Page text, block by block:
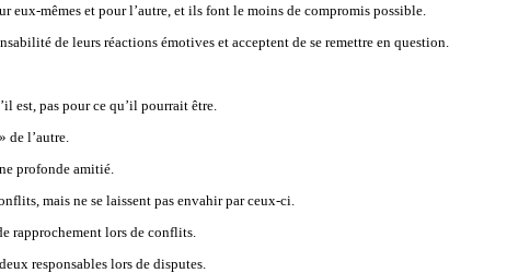
eux-mêmes et pour l’autre, et ils font le moins de compromis possible.
de leurs réactions émotives et acceptent de se remettre en question.
est, pas pour ce qu’il pourrait être.
de l’autre.
profonde amitié.
mais ne se laissent pas envahir par ceux-ci.
rapprochement lors de conflits.
responsables lors de disputes.